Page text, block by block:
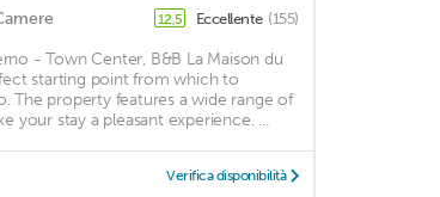
12,5 Eccellente (155)
- Town Center, B&B La Maison du
starting point from which to
The property features a wide range of
your stay a pleasant experience. ...
Verifica disponibilità